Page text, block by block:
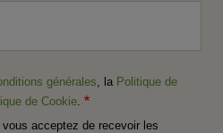
générales , la Politique de
de Cookie
acceptez de recevoir les